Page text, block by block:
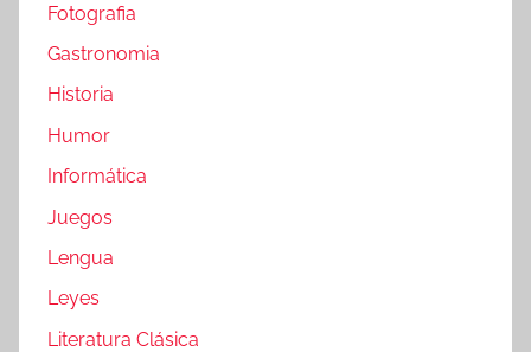
Fotografia
Gastronomia
Historia
Humor
Informática
Juegos
Lengua
Leyes
Literatura Clásica